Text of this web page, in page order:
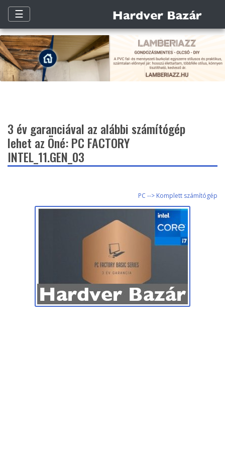
☰
3 év garanciával az alábbi számítógép
lehet az Öné: PC FACTORY
INTEL_11.GEN_03
PC --> Komplett számítógép